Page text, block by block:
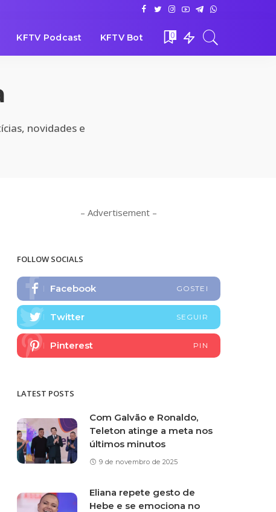
KFTV Podcast KFTV Bot 0
novidades e
– Advertisement –
FOLLOW SOCIALS
Facebook GOSTEI
Twitter SEGUIR
Pinterest PIN
LATEST POSTS
Com Galvão e Ronaldo,
Teleton atinge a meta nos
últimos minutos
9 de novembro de 2025
Eliana repete gesto de
Hebe e se emociona no